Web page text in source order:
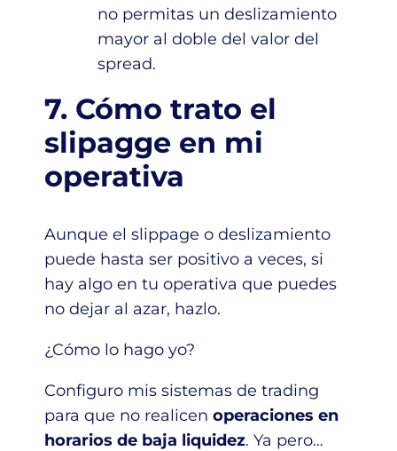
no permitas un deslizamiento
mayor al doble del valor del
spread.
7. Cómo trato el
slipagge en mi
operativa
Aunque el slippage o deslizamiento
puede hasta ser positivo a veces, si
hay algo en tu operativa que puedes
no dejar al azar, hazlo.
¿Cómo lo hago yo?
Configuro mis sistemas de trading
para que no realicen operaciones en
horarios de baja liquidez. Ya pero…